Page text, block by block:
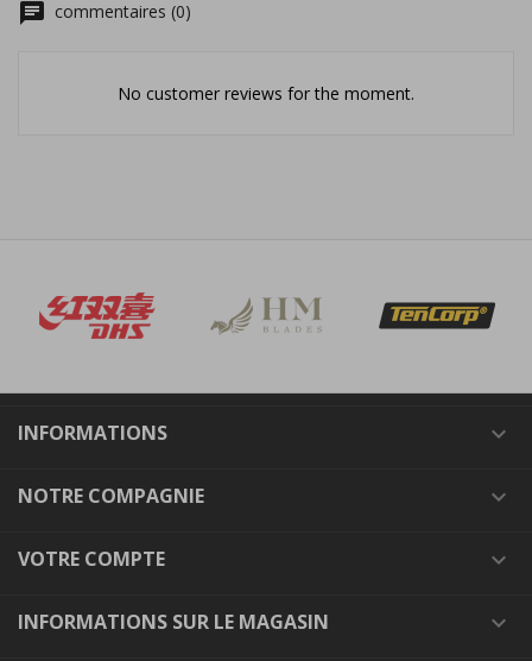
chat commentaires (0)
No customer reviews for the moment.
INFORMATIONS 
NOTRE COMPAGNIE 
VOTRE COMPTE 
INFORMATIONS SUR LE MAGASIN 